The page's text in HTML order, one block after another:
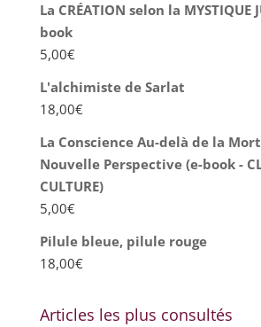
La CRÉATION selon la MYSTIQUE
book
5,00€
L'alchimiste de Sarlat
18,00€
La Conscience Au-delà de la
Nouvelle Perspective (e-book -
CULTURE)
5,00€
Pilule bleue, pilule rouge
18,00€
Articles les plus consultés